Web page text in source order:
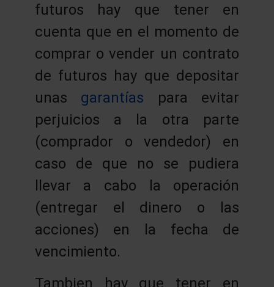
futuros hay que tener en
cuenta que en el momento de
comprar o vender un contrato
de futuros hay que depositar
unas garantías para evitar
perjuicios a la otra parte
(comprador o vendedor) en
caso de que no se pudiera
llevar a cabo la operación
(entregar el dinero o las
acciones) en la fecha de
vencimiento.
Tambien hay que tener en